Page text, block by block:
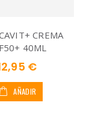
CREMA
40ML
€
AÑADIR